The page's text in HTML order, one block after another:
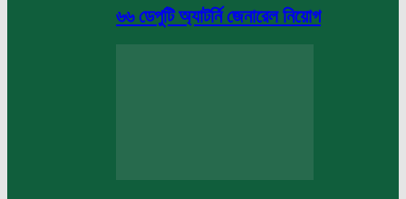
৬৬ ডেপুটি অ্যাটর্নি জেনারেল নিয়োগ